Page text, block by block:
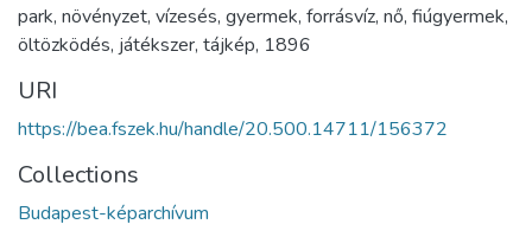
park, növényzet, vízesés, gyermek, forrásvíz, nő, fiúgyermek,
öltözködés, játékszer, tájkép, 1896
URI
https://bea.fszek.hu/handle/20.500.14711/156372
Collections
Budapest-képarchívum